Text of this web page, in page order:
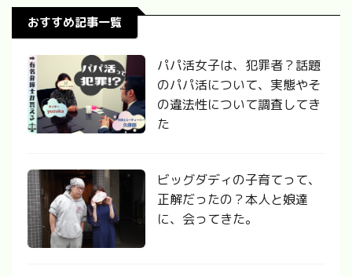
おすすめ記事一覧
パパ活女子は、犯罪者？話題
のパパ活について、実態やそ
の違法性について調査してき
た
ビッグダディの子育てって、
正解だったの？本人と娘達
に、会ってきた。